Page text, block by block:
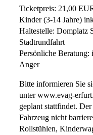
Ticketpreis: 21,00
Kinder (3-14 Jahre)
Haltestelle: Domplatz
Stadtrundfahrt
Persönliche
Anger
Bitte informieren Sie
unter www.evag-
geplant stattfindet.
Fahrzeug nicht
Rollstühlen,